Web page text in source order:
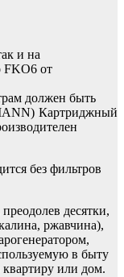
и на
FKO6 от
должен быть
Картриджный
без фильтров
десятки,
ржавчина),
в быту
или дом.